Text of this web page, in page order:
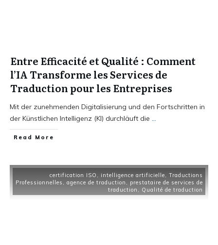
Entre Efficacité et Qualité : Comment
l’IA Transforme les Services de
Traduction pour les Entreprises
Mit der zunehmenden Digitalisierung und den Fortschritten in
der Künstlichen Intelligenz (KI) durchläuft die ...
Read More
certification ISO , intelligence artificielle, Traductions
Professionnelles , agence de traduction , prestataire de services de
traduction , Qualité de traduction